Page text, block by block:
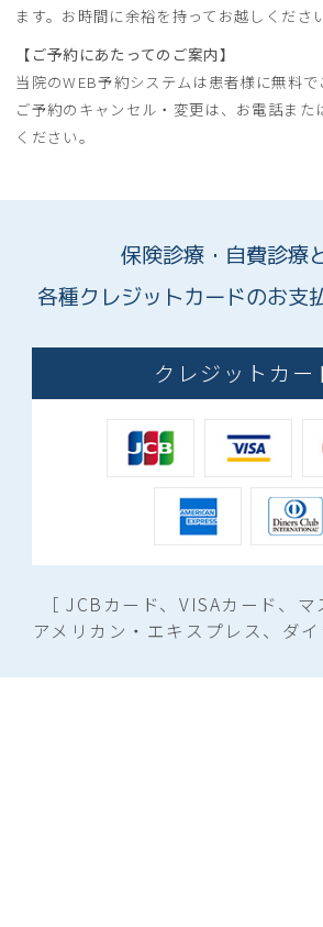
ます。お時間に余裕を持ってお越しください
【ご予約にあたってのご案内】
当院のWEB予約システムは患者様に無料で
ご予約のキャンセル・変更は、お電話また
ください。
保険診療・自費診療
各種クレジットカードのお支
クレジットカー
［ JCBカード、VISAカード、マ
アメリカン・エキスプレス、ダイ